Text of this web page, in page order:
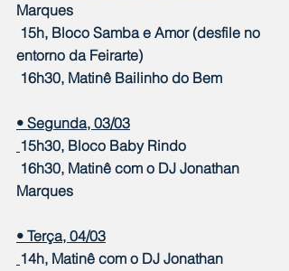
Marques
15h, Bloco Samba e Amor (desfile no
entorno da Feirarte)
16h30, Matinê Bailinho do Bem
• Segunda, 03/03
15h30, Bloco Baby Rindo
16h30, Matinê com o DJ Jonathan
Marques
• Terça, 04/03
14h, Matinê com o DJ Jonathan